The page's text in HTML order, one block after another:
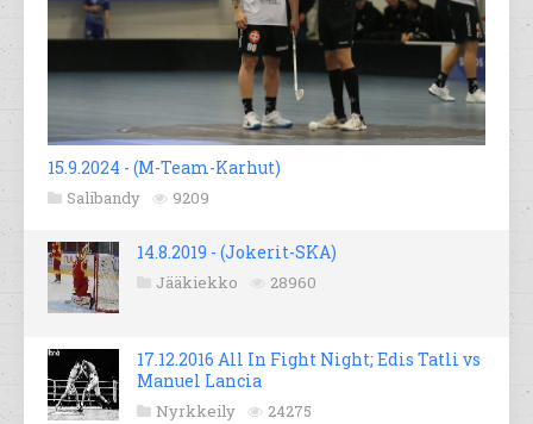
15.9.2024 - (M-Team-Karhut)
Salibandy 9209
14.8.2019 - (Jokerit-SKA)
Jääkiekko 28960
17.12.2016 All In Fight Night; Edis Tatli vs
Manuel Lancia
Nyrkkeily 24275